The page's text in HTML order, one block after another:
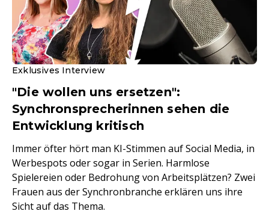
Exklusives Interview
"Die wollen uns ersetzen":
Synchronsprecherinnen sehen die
Entwicklung kritisch
Immer öfter hört man KI-Stimmen auf Social Media, in
Werbespots oder sogar in Serien. Harmlose
Spielereien oder Bedrohung von Arbeitsplätzen? Zwei
Frauen aus der Synchronbranche erklären uns ihre
Sicht auf das Thema.